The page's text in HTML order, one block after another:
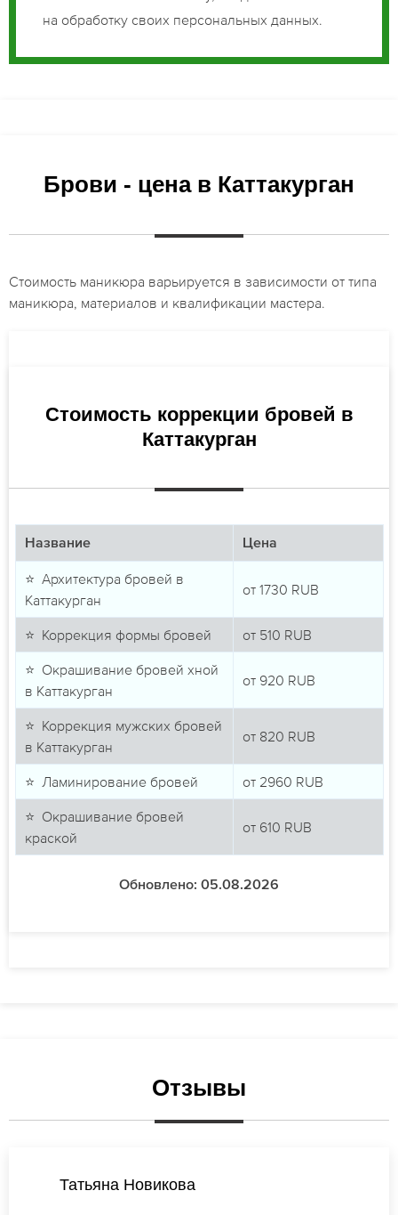
на обработку своих персональных данных.
Брови - цена в Каттакурган
Стоимость маникюра варьируется в зависимости от типа
маникюра, материалов и квалификации мастера.
Стоимость коррекции бровей в
Каттакурган
Название Цена
⭐ Архитектура бровей в
Каттакурган
от 1730 RUB
⭐ Коррекция формы бровей от 510 RUB
⭐ Окрашивание бровей хной
в Каттакурган
от 920 RUB
⭐ Коррекция мужских бровей
в Каттакурган
от 820 RUB
⭐ Ламинирование бровей от 2960 RUB
⭐ Окрашивание бровей
краской
от 610 RUB
Обновлено: 05.08.2026
Отзывы
Ксения Михайлова